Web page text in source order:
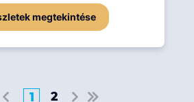
megtekintése
1 2